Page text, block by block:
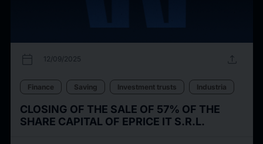
calendar_today 12/09/2025 upload
Finance Saving Investment trusts Industria
CLOSING OF THE SALE OF 57% OF THE
SHARE CAPITAL OF EPRICE IT S.R.L.